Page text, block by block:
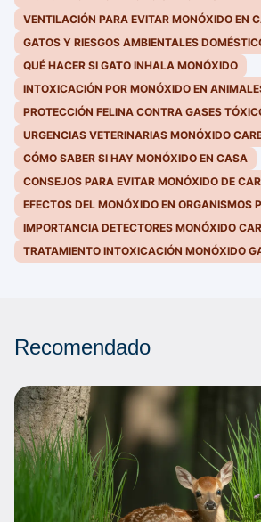
VENTILACIÓN PARA EVITAR MONÓXIDO EN
GATOS Y RIESGOS AMBIENTALES
QUÉ HACER SI GATO INHALA MONÓXIDO
INTOXICACIÓN POR MONÓXIDO EN
PROTECCIÓN FELINA CONTRA GASES
URGENCIAS VETERINARIAS MONÓXIDO
CÓMO SABER SI HAY MONÓXIDO EN CASA
CONSEJOS PARA EVITAR MONÓXIDO DE
EFECTOS DEL MONÓXIDO EN ORGANISMOS
IMPORTANCIA DETECTORES MONÓXIDO
TRATAMIENTO INTOXICACIÓN MONÓXIDO
Recomendado